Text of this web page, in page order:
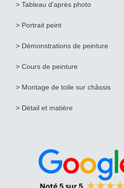
> Tableau d'après photo
> Portrait peint
> Démonstrations de peinture
> Cours de peinture
> Montage de toile sur châssis
> Détail et matière